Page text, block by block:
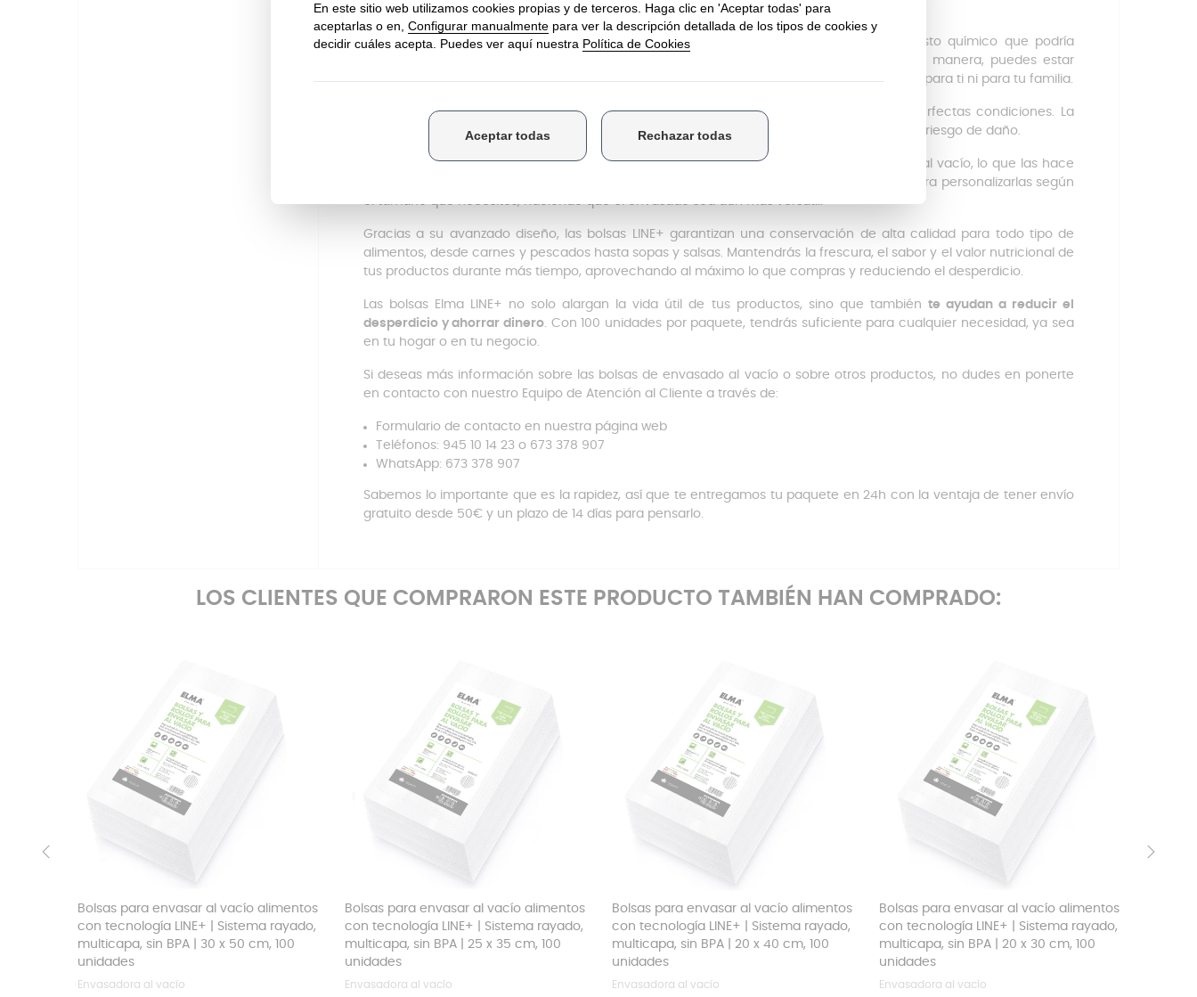
están expuestos a la luz durante un período prolongado.
Otro de los beneficios de estas bolsas es que están
, un compuesto químico que podría
transferirse a los alimentos y que ha sido asociado con riesgos para la salud. De esta manera, puedes estar
tranquilo sabiendo que tus alimentos no estarán en contacto con sustancias perjudiciales para ti ni para tu familia.
El embalaje optimizado de las bolsas asegura que lleguen a tu hogar o negocio en perfectas condiciones. La
resistencia del embalaje protege el producto durante el transporte, minimizando cualquier riesgo de daño.
Además, las bolsas LINE+ son compatibles con la mayoría de las máquinas de envasado al vacío, lo que las hace
fácilmente adaptables a tus necesidades. Si lo prefieres, también puedes adquirir rollos para personalizarlas según
el tamaño que necesites, haciendo que el envasado sea aún más versátil.
Gracias a su avanzado diseño, las bolsas LINE+ garantizan una conservación de alta calidad para todo tipo de
alimentos, desde carnes y pescados hasta sopas y salsas. Mantendrás la frescura, el sabor y el valor nutricional de
tus productos durante más tiempo, aprovechando al máximo lo que compras y reduciendo el desperdicio.
Las bolsas Elma LINE+ no solo alargan la vida útil de tus productos, sino que también te ayudan a reducir el
desperdicio y ahorrar dinero. Con 100 unidades por paquete, tendrás suficiente para cualquier necesidad, ya sea
en tu hogar o en tu negocio.
Si deseas más información sobre las bolsas de envasado al vacío o sobre otros productos, no dudes en ponerte
en contacto con nuestro Equipo de Atención al Cliente a través de:
Formulario de contacto en nuestra página web
Teléfonos: 945 10 14 23 o 673 378 907
WhatsApp: 673 378 907
Sabemos lo importante que es la rapidez, así que te entregamos tu paquete en 24h con la ventaja de tener envío
gratuito desde 50€ y un plazo de 14 días para pensarlo.
LOS CLIENTES QUE COMPRARON ESTE PRODUCTO TAMBIÉN HAN COMPRADO:
Bolsas para envasar al vacío alimentos
con tecnología LINE+ | Sistema rayado,
multicapa, sin BPA | 30 x 50 cm, 100
unidades
Envasadora al vacío
Bolsas para envasar al vacío alimentos
con tecnología LINE+ | Sistema rayado,
multicapa, sin BPA | 25 x 35 cm, 100
unidades
Envasadora al vacío
Bolsas para envasar al vacío alimentos
con tecnología LINE+ | Sistema rayado,
multicapa, sin BPA | 20 x 40 cm, 100
unidades
Envasadora al vacío
Bolsas para envasar al vacío alimentos
con tecnología LINE+ | Sistema rayado,
multicapa, sin BPA | 20 x 30 cm, 100
unidades
Envasadora al vacío